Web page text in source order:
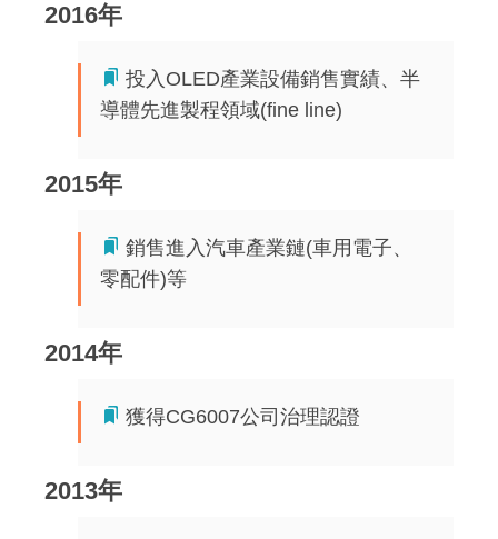
2016年
投入OLED產業設備銷售實績、半
導體先進製程領域(fine line)
2015年
銷售進入汽車產業鏈(車用電子、
零配件)等
2014年
獲得CG6007公司治理認證
2013年